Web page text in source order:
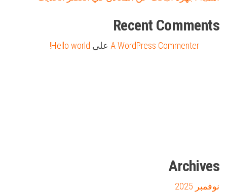
Recent Comments
A WordPress Commenter على Hello world!
Archives
نوفمبر 2025